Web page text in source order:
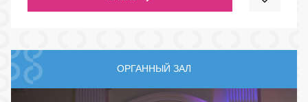
ОРГАННЫЙ ЗАЛ